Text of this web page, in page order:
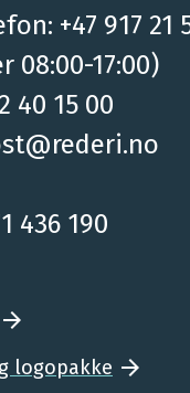
+47 917 21
08:00-17:00)
40 15 00
436 190
logopakke